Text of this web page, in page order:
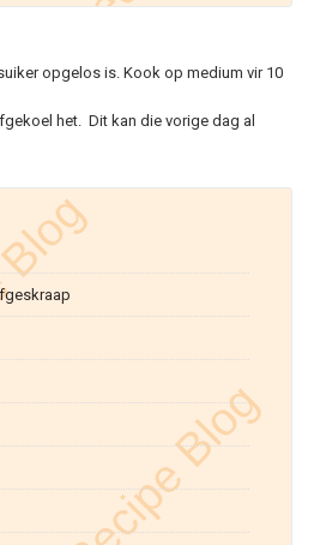
opgelos is. Kook op medium vir 10
het. Dit kan die vorige dag al